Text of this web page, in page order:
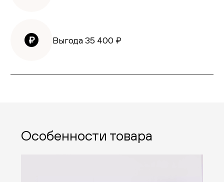
Выгода 35 400 ₽
Особенности товара